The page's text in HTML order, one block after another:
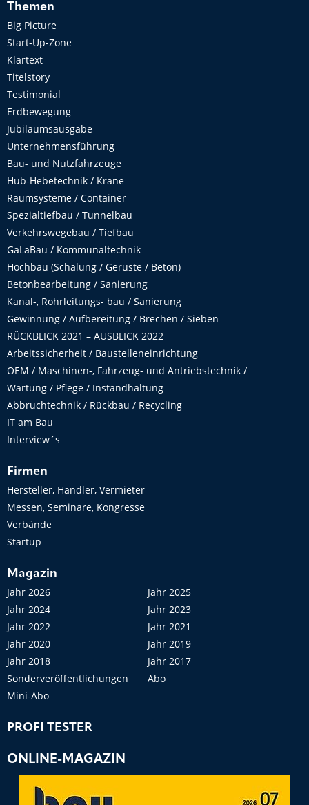
Themen
Big Picture
Start-Up-Zone
Klartext
Titelstory
Testimonial
Erdbewegung
Jubiläumsausgabe
Unternehmensführung
Bau- und Nutzfahrzeuge
Hub-Hebetechnik / Krane
Raumsysteme / Container
Spezialtiefbau / Tunnelbau
Verkehrswegebau / Tiefbau
GaLaBau / Kommunaltechnik
Hochbau (Schalung / Gerüste / Beton)
Betonbearbeitung / Sanierung
Kanal-, Rohrleitungs- bau / Sanierung
Gewinnung / Aufbereitung / Brechen / Sieben
RÜCKBLICK 2021 – AUSBLICK 2022
Arbeitssicherheit / Baustelleneinrichtung
OEM / Maschinen-, Fahrzeug- und Antriebstechnik /
Wartung / Pflege / Instandhaltung
Abbruchtechnik / Rückbau / Recycling
IT am Bau
Interview´s
Firmen
Hersteller, Händler, Vermieter
Messen, Seminare, Kongresse
Verbände
Startup
Magazin
Jahr 2026
Jahr 2025
Jahr 2024
Jahr 2023
Jahr 2022
Jahr 2021
Jahr 2020
Jahr 2019
Jahr 2018
Jahr 2017
Sonderveröffentlichungen
Abo
Mini-Abo
PROFI TESTER
ONLINE-MAGAZIN